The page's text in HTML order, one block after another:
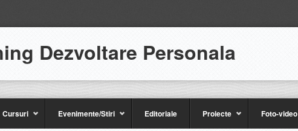
Dezvoltare Personala
Cursuri Evenimente/Stiri Editoriale Proiecte Foto-video